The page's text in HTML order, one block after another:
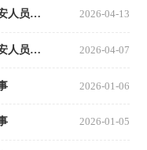
重庆医科大学附属大足医院招聘保安人员的启事 2026-04-13
重庆医科大学附属大足医院招聘保安人员的启事 2026-04-07
2026-01-06
2026-01-05